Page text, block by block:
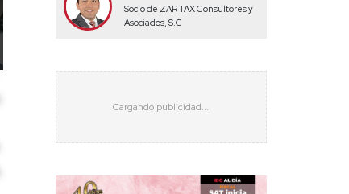
Socio de ZAR TAX Consultores y
Asociados, S.C